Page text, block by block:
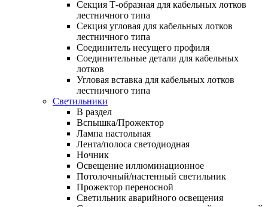
Секция Т-образная для кабельных лотков
лестничного типа
Секция угловая для кабельных лотков
лестничного типа
Соединитель несущего профиля
Соединительные детали для кабельных
лотков
Угловая вставка для кабельных лотков
лестничного типа
Светильники
В раздел
Вспышка/Прожектор
Лампа настольная
Лента/полоса светодиодная
Ночник
Освещение иллюминационное
Потолочный/настенный светильник
Прожектор переносной
Светильник аварийного освещения